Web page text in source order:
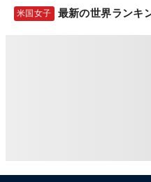
米国女子 最新の世界ランキ